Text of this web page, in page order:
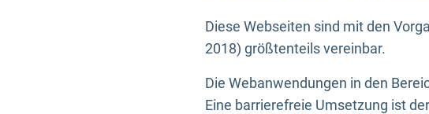
Diese Webseiten sind mit den
2018) größtenteils vereinbar.
Die Webanwendungen in den
Eine barrierefreie Umsetzung ist